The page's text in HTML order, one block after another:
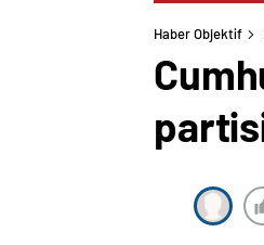
Haber Objektif